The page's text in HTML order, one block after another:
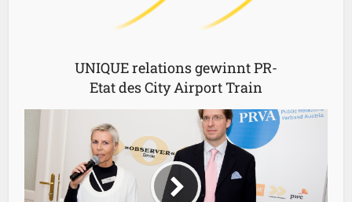
UNIQUE relations gewinnt PR-
Etat des City Airport Train